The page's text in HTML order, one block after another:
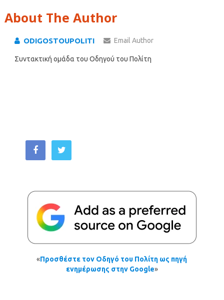
About The Author
ODIGOSTOUPOLITI Email Author
Συντακτική ομάδα του Οδηγού του Πολίτη
«Προσθέστε τον Οδηγό του Πολίτη ως πηγή
ενημέρωσης στην Google»